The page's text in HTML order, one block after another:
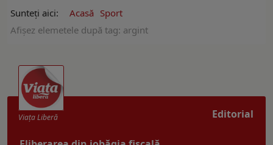
Sunteți aici: Acasă Sport
Afişez elemetele după tag: argint
Editorial
Viaţa Liberă